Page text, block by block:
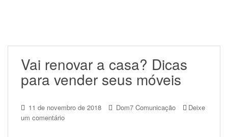
Vai renovar a casa? Dicas
para vender seus móveis
11 de novembro de 2018 Dom7 Comunicação
Deixe
um comentário